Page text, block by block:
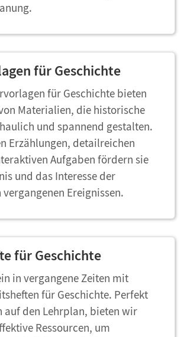
für Geschichte
für Geschichte bieten
Materialien, die historische
und spannend gestalten.
Erzählungen, detailreichen
Aufgaben fördern sie
und das Interesse der
vergangenen Ereignissen.
für Geschichte
in vergangene Zeiten mit
für Geschichte. Perfekt
auf den Lehrplan, bieten wir
Ressourcen, um